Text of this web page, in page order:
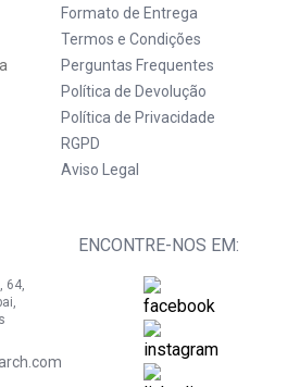
Formato de Entrega
Termos e Condições
Perguntas Frequentes
Política de Devolução
Política de Privacidade
RGPD
Aviso Legal
64,
ENCONTRE-NOS EM: